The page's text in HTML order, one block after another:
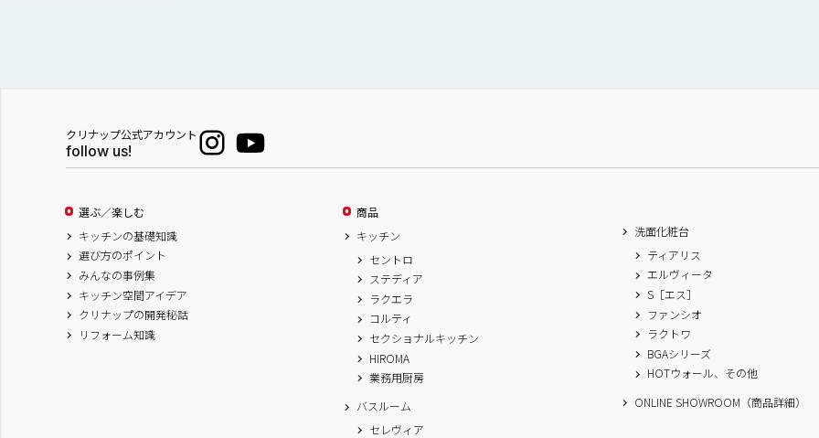
クリナップ公式アカウント
follow us!
選ぶ／楽しむ
キッチンの基礎知識
選び方のポイント
みんなの事例集
キッチン空間アイデア
クリナップの開発秘話
リフォーム知識
商品
キッチン
セントロ
ステディア
ラクエラ
コルティ
セクショナルキッチン
HIROMA
業務用厨房
バスルーム
セレヴィア
洗面化粧台
ティアリス
エルヴィータ
S［エス］
ファンシオ
ラクトワ
BGAシリーズ
HOTウォール、その他
ONLINE SHOWROOM（商品詳細）